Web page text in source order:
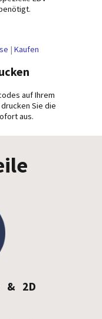
| Kaufen
auf Ihrem
Sie die
aus.
& 2D